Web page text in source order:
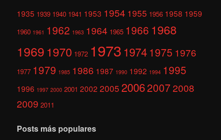
1935 1939 1940 1941 1953 1954 1955 1956 1958 1959
1960 1961 1962 1963 1964 1965 1966 1968
1969 1970 1972 1973 1974 1975 1976
1977 1979 1985 1986 1987 1990 1992 1994 1995
1996 1997 2000 2001 2002 2005 200620072008
2009 2011
Posts más populares